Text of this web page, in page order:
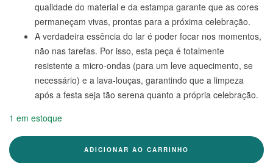
qualidade do material e da estampa garante que as cores
permaneçam vivas, prontas para a próxima celebração.
A verdadeira essência do lar é poder focar nos momentos,
não nas tarefas. Por isso, esta peça é totalmente
resistente a micro-ondas (para um leve aquecimento, se
necessário) e a lava-louças, garantindo que a limpeza
após a festa seja tão serena quanto a própria celebração.
1 em estoque
ADICIONAR AO CARRINHO